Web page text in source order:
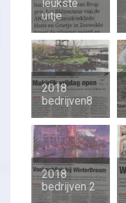
leukste
uitje
2018
bedrijven8
2018
bedrijven 2